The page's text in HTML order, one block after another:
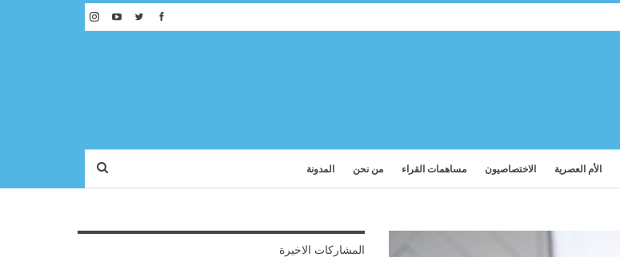
الأم العصرية الاختصاصيون مساهمات القراء من نحن المدونة
المشاركات الاخيرة